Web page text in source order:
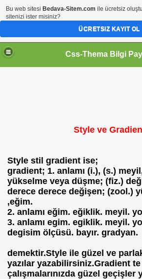
Style ve
Style stil gradient ise;
gradient; 1. anlamı (i.), (s.)
yükselme veya düşme; (fiz.)
derece derece değişen; (zool.)
,eğim.
2. anlamı eğim. eğiklik. meyil.
3. anlamı egim. egiklik. meyil.
degisim ölçüsü. bayır. gradyan.
demektir.Style ile güzel ve
yazılar yazabilirsiniz.Gradient
çalışmalarınızda güzel geçişler
Bu web sitesi Bedava-Sitem.com ile ücretsiz
sitenizi ister misiniz?
ÜCRETSIZ KAYIT OL